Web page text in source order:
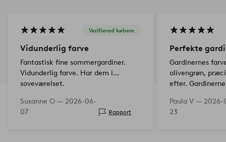
Verifierad købere
Vidunderlig farve
Fantastisk fine sommergardiner.
Vidunderlig farve. Har dem i
soveværelset.
Susanne O — 2026-06-
07
Rapport
Perfekte
Gardinernes
olivengrøn,
efter.
Paula V — 2026-
23